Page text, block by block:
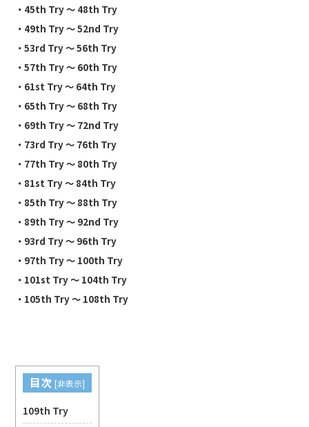
・ 45th Try 〜 48th Try
・ 49th Try 〜 52nd Try
・53rd Try 〜 56th Try
・57th Try 〜 60th Try
・ 61st Try 〜 64th Try
・ 65th Try 〜 68th Try
・ 69th Try 〜 72nd Try
・ 73rd Try 〜 76th Try
・ 77th Try 〜 80th Try
・81st Try 〜 84th Try
・85th Try 〜 88th Try
・89th Try 〜 92nd Try
・93rd Try 〜 96th Try
・97th Try 〜 100th Try
・101st Try 〜 104th Try
・105th Try 〜 108th Try
目次 [非表示]
109th Try